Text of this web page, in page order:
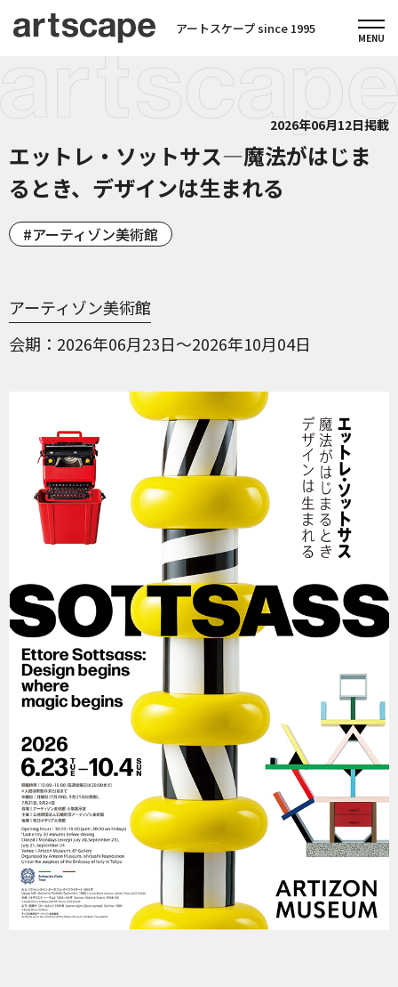
アートスケープ since 1995
2026年06月12日掲載
エットレ・ソットサス—魔法がはじま
るとき、デザインは生まれる
アーティゾン美術館
アーティゾン美術館
会期
2026年06月23日～2026年10月04日